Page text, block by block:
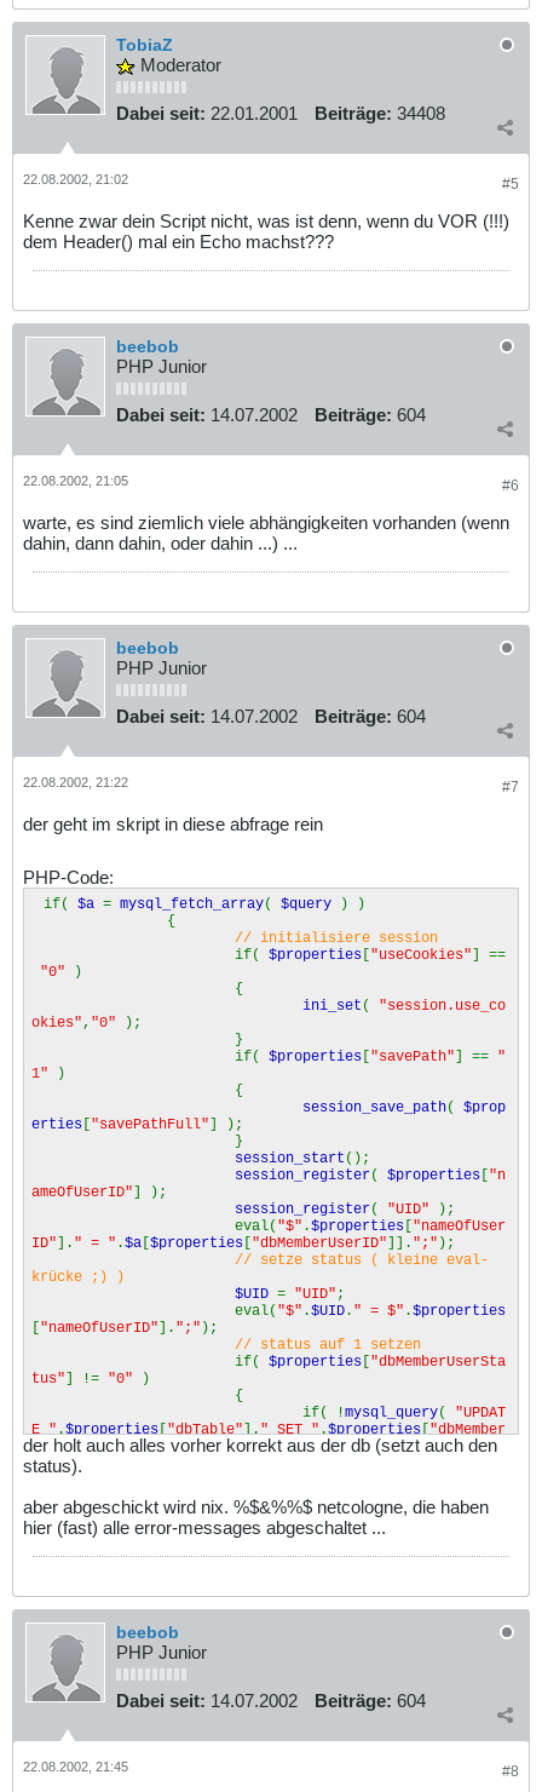
TobiaZ
Moderator
Dabei seit: 22.01.2001 Beiträge: 34408
#5
22.08.2002, 21:02
Kenne zwar dein Script nicht, was ist denn, wenn du VOR (!!!)
dem Header() mal ein Echo machst???
beebob
PHP Junior
Dabei seit: 14.07.2002 Beiträge: 604
#6
22.08.2002, 21:05
warte, es sind ziemlich viele abhängigkeiten vorhanden (wenn
dahin, dann dahin, oder dahin ...) ...
beebob
PHP Junior
Dabei seit: 14.07.2002 Beiträge: 604
#7
22.08.2002, 21:22
der geht im skript in diese abfrage rein
PHP-Code:
if( $a = mysql_fetch_array( $query
) )
{
// initialisiere session
if( $properties "useCookies" ] ==
"0"
)
{
ini_set ( "session.use_co
okies", "0"
);
}
if( $properties "savePath" ] == "
1"
)
{
session_save_path( $prop
erties "savePathFull" ] );
}
session_start ();
session_register( $properties "n
ameOfUserID" ] );
session_register( "UID"
);
eval( "$" .$properties "nameOfUser
ID" ]. " = " .$a $properties "dbMemberUserID" ]]. ";" );
// setze status ( kleine eval-
krücke ;) )
$UID = "UID" ;
eval( "$" .$UID . " = $" .$properties
"nameOfUserID" ]. ";" );
// status auf 1 setzen
if( $properties "dbMemberUserSta
tus" ] != "0"
)
{
if( !mysql_query( "UPDAT
E ".$properties["dbTable"]." SET ".$properties["dbMember
UserStatus" ]. " = 1 WHERE ".$properties[ "dbMemberUserID"
." = '
{
echo
"<br><br>
<b>Following SQL-Error appeared:</b> ---
> " .mysql_error($link);
header("Location: ".$ht
exit;
}
ird der loginerror aufgerufen --> falscher login (1)
else
exit;
der holt auch alles vorher korrekt aus der db (setzt auch den
status).
aber abgeschickt wird nix. %$&%%$ netcologne, die haben
hier (fast) alle error-messages abgeschaltet ...
beebob
PHP Junior
Dabei seit: 14.07.2002 Beiträge: 604
#8
22.08.2002, 21:45